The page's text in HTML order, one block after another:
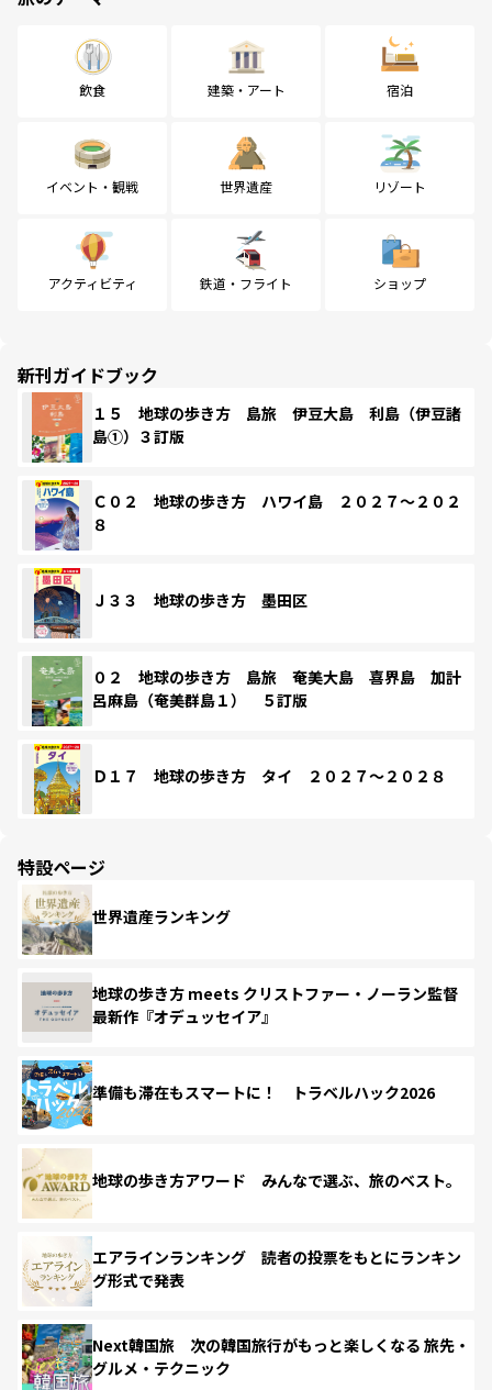
飲食 建築・アート 宿泊
イベント・観戦 世界遺産 リゾート
アクティビティ 鉄道・フライト ショップ
新刊ガイドブック
１５ 地球の歩き方 島旅 伊豆大島 利島（伊豆諸
島①）３訂版
Ｃ０２ 地球の歩き方 ハワイ島 ２０２７～２０２
８
Ｊ３３ 地球の歩き方 墨田区
０２ 地球の歩き方 島旅 奄美大島 喜界島 加計
呂麻島（奄美群島１） ５訂版
Ｄ１７ 地球の歩き方 タイ ２０２７～２０２８
特設ページ
世界遺産ランキング
地球の歩き方 meets クリストファー・ノーラン監督
最新作『オデュッセイア』
準備も滞在もスマートに！ トラベルハック2026
地球の歩き方アワード みんなで選ぶ、旅のベスト。
エアラインランキング 読者の投票をもとにランキン
グ形式で発表
Next韓国旅 次の韓国旅行がもっと楽しくなる 旅先・
グルメ・テクニック